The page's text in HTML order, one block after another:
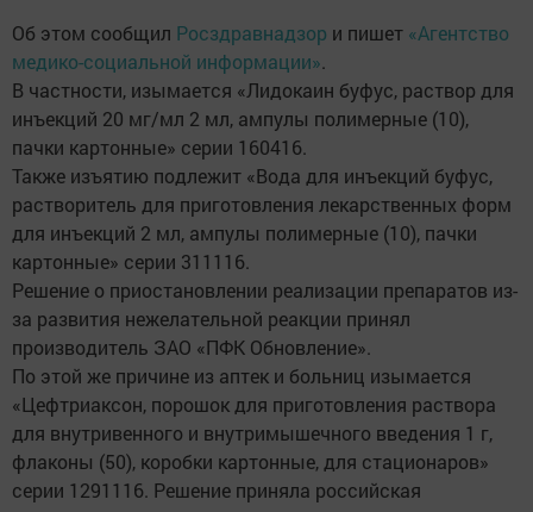
Об этом сообщил Росздравнадзор и пишет «Агентство
медико-социальной информации».
В частности, изымается «Лидокаин буфус, раствор для
инъекций 20 мг/мл 2 мл, ампулы полимерные (10),
пачки картонные» серии 160416.
Также изъятию подлежит «Вода для инъекций буфус,
растворитель для приготовления лекарственных форм
для инъекций 2 мл, ампулы полимерные (10), пачки
картонные» серии 311116.
Решение о приостановлении реализации препаратов из-
за развития нежелательной реакции принял
производитель ЗАО «ПФК Обновление».
По этой же причине из аптек и больниц изымается
«Цефтриаксон, порошок для приготовления раствора
для внутривенного и внутримышечного введения 1 г,
флаконы (50), коробки картонные, для стационаров»
серии 1291116. Решение приняла российская